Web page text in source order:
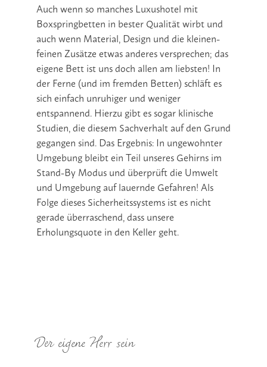
Auch wenn so manches Luxushotel mit
Boxspringbetten in bester Qualität wirbt und
auch wenn Material, Design und die kleinen-
feinen Zusätze etwas anderes versprechen; das
eigene Bett ist uns doch allen am liebsten! In
der Ferne (und im fremden Betten) schläft es
sich einfach unruhiger und weniger
entspannend. Hierzu gibt es sogar klinische
Studien, die diesem Sachverhalt auf den Grund
gegangen sind. Das Ergebnis: In ungewohnter
Umgebung bleibt ein Teil unseres Gehirns im
Stand-By Modus und überprüft die Umwelt
und Umgebung auf lauernde Gefahren! Als
Folge dieses Sicherheitssystems ist es nicht
gerade überraschend, dass unsere
Erholungsquote in den Keller geht.
Der eigene Herr sein